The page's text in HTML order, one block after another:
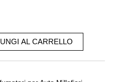
AL CARRELLO